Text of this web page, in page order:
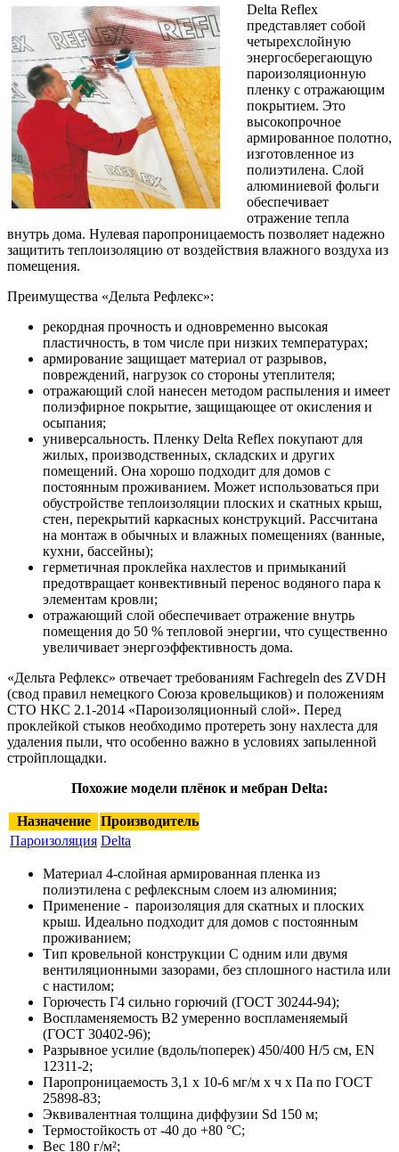
Delta Reflex
представляет собой
четырехслойную
энергосберегающую
пароизоляционную
пленку с отражающим
покрытием. Это
высокопрочное
армированное полотно,
изготовленное из
полиэтилена. Слой
алюминиевой фольги
обеспечивает
отражение тепла
внутрь дома. Нулевая паропроницаемость позволяет надежно
защитить теплоизоляцию от воздействия влажного воздуха из
помещения.
Преимущества «Дельта Рефлекс»:
рекордная прочность и одновременно высокая
пластичность, в том числе при низких температурах;
армирование защищает материал от разрывов,
повреждений, нагрузок со стороны утеплителя;
отражающий слой нанесен методом распыления и имеет
полиэфирное покрытие, защищающее от окисления и
осыпания;
универсальность. Пленку Delta Reflex покупают для
жилых, производственных, складских и других
помещений. Она хорошо подходит для домов с
постоянным проживанием. Может использоваться при
обустройстве теплоизоляции плоских и скатных крыш,
стен, перекрытий каркасных конструкций. Рассчитана
на монтаж в обычных и влажных помещениях (ванные,
кухни, бассейны);
герметичная проклейка нахлестов и примыканий
предотвращает конвективный перенос водяного пара к
элементам кровли;
отражающий слой обеспечивает отражение внутрь
помещения до 50 % тепловой энергии, что существенно
увеличивает энергоэффективность дома.
«Дельта Рефлекс» отвечает требованиям Fachregeln des ZVDH
(cвод правил немецкого Союза кровельщиков) и положениям
СТО НКС 2.1-2014 «Пароизоляционный слой». Перед
проклейкой стыков необходимо протереть зону нахлеста для
удаления пыли, что особенно важно в условиях запыленной
стройплощадки.
Похожие модели плёнок и мебран Delta:
Назначение
Производитель
Пароизоляция Delta
Материал 4-слойная армированная пленка из
полиэтилена с рефлексным слоем из алюминия;
Применение - пароизоляция для скатных и плоских
крыш. Идеально подходит для домов с постоянным
проживанием;
Тип кровельной конструкции С одним или двумя
вентиляционными зазорами, без сплошного настила или
с настилом;
Горючесть Г4 сильно горючий (ГОСТ 30244-94);
Воспламеняемость В2 умеренно воспламеняемый
(ГОСТ 30402-96);
Разрывное усилие (вдоль/поперек) 450/400 Н/5 см, EN
12311-2;
Паропроницаемость 3,1 х 10-6 мг/м х ч х Па по ГОСТ
25898-83;
Эквивалентная толщина диффузии Sd 150 м;
Термостойкость от -40 до +80 °C;
Вес 180 г/м²;